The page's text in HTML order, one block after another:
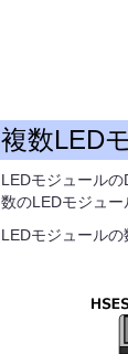
複数LED
LEDモジュール
数のLEDモジュー
LEDモジュール